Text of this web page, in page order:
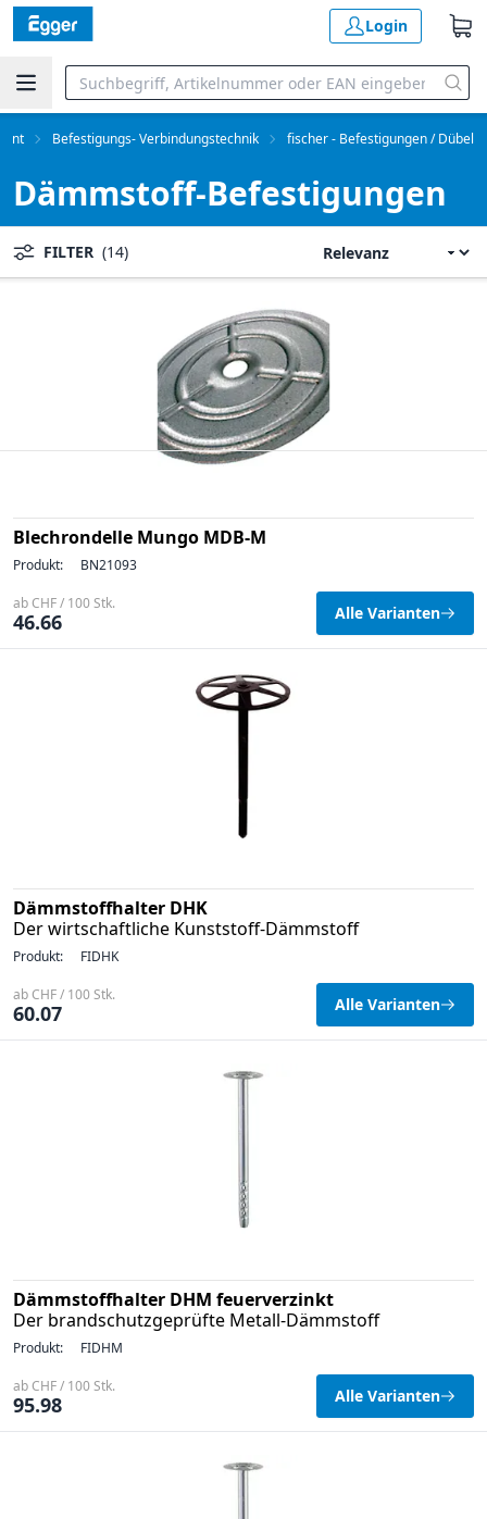
Login
Befestigungs- Verbindungstechnik fischer - Befestigungen / Dübel
Dämmstoff-Befestigungen
FILTER (14)
Blechrondelle Mungo MDB-M
Produkt: BN21093
ab CHF / 100 Stk.
46.66 Alle Varianten
Dämmstoffhalter DHK
Der wirtschaftliche Kunststoff-Dämmstoff
Produkt: FIDHK
ab CHF / 100 Stk.
60.07 Alle Varianten
Dämmstoffhalter DHM feuerverzinkt
Der brandschutzgeprüfte Metall-Dämmstoff
Produkt: FIDHM
ab CHF / 100 Stk.
95.98 Alle Varianten